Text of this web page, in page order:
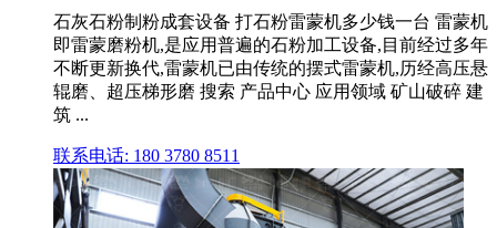
石灰石粉制粉成套设备 打石粉雷蒙机多少钱一台 雷蒙机
即雷蒙磨粉机,是应用普遍的石粉加工设备,目前经过多年
不断更新换代,雷蒙机已由传统的摆式雷蒙机,历经高压悬
辊磨、超压梯形磨 搜索 产品中心 应用领域 矿山破碎 建
筑 ...
联系电话: 180 3780 8511